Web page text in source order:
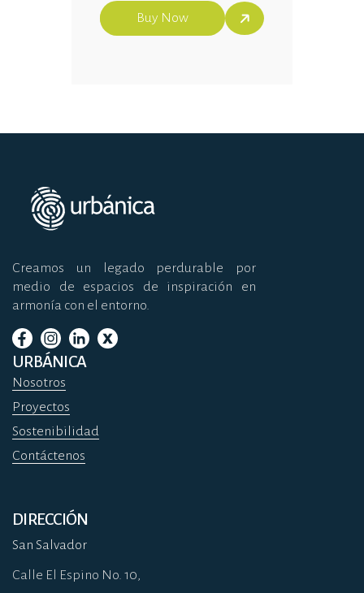
Buy Now
Creamos un legado perdurable por
medio de espacios de inspiración en
armonía con el entorno.
URBÁNICA
Nosotros
Proyectos
Sostenibilidad
Contáctenos
DIRECCIÓN
San Salvador
Calle El Espino No. 10,